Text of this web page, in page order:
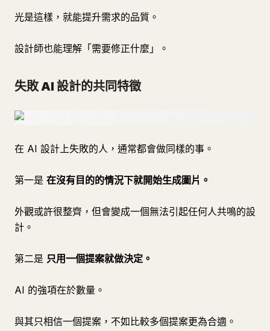
光是這樣，就能提升需求的品質。
設計師也能理解「需要修正什麼」。
失敗 AI 設計的共同特徵
在 AI 設計上失敗的人，通常都會做同樣的事。
第一是 在沒有目的的情況下就開始生成圖片。
外觀或許很整齊，但會變成一個無法引起任何人共鳴的設
計。
第二是 只用一個提案就做決定。
AI 的強項在於數量。
與其只相信一個提案，不如比較多個提案更為合適。